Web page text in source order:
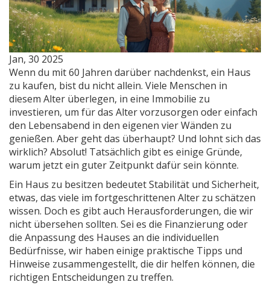
Jan, 30 2025
Wenn du mit 60 Jahren darüber nachdenkst, ein Haus
zu kaufen, bist du nicht allein. Viele Menschen in
diesem Alter überlegen, in eine Immobilie zu
investieren, um für das Alter vorzusorgen oder einfach
den Lebensabend in den eigenen vier Wänden zu
genießen. Aber geht das überhaupt? Und lohnt sich das
wirklich? Absolut! Tatsächlich gibt es einige Gründe,
warum jetzt ein guter Zeitpunkt dafür sein könnte.
Ein Haus zu besitzen bedeutet Stabilität und Sicherheit,
etwas, das viele im fortgeschrittenen Alter zu schätzen
wissen. Doch es gibt auch Herausforderungen, die wir
nicht übersehen sollten. Sei es die Finanzierung oder
die Anpassung des Hauses an die individuellen
Bedürfnisse, wir haben einige praktische Tipps und
Hinweise zusammengestellt, die dir helfen können, die
richtigen Entscheidungen zu treffen.